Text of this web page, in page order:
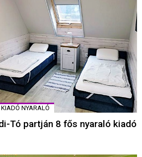
KIADÓ NYARALÓ
Tó partján 8 fős nyaraló kiadó